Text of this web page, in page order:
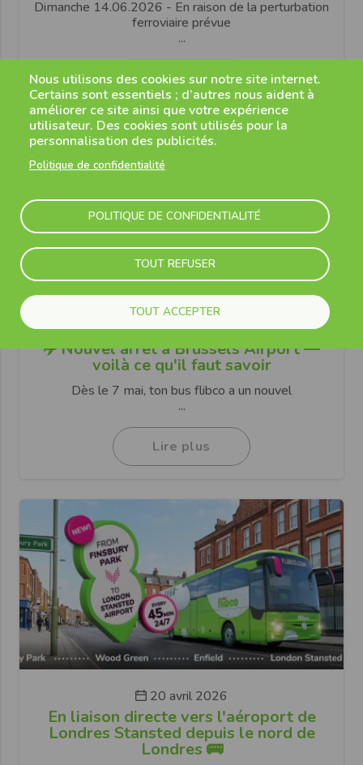
Nous utilisons des cookies sur notre site internet.
Certains sont essentiels ; d’autres nous aident à
améliorer ce site ainsi que votre expérience
utilisateur. Des cookies sont utilisés pour la
personnalisation des publicités.
Politique de confidentialité
POLITIQUE DE CONFIDENTIALITÉ
TOUT REFUSER
TOUT ACCEPTER
Dimanche 14.06.2026 - En raison de la perturbation
ferroviaire prévue
...
Lire plus
07 mai 2026
✈️ Nouvel arrêt à Brussels Airport —
voilà ce qu'il faut savoir
Dès le 7 mai, ton bus flibco a un nouvel
...
Lire plus
20 avril 2026
En liaison directe vers l'aéroport de
Londres Stansted depuis le nord de
Londres 🚌